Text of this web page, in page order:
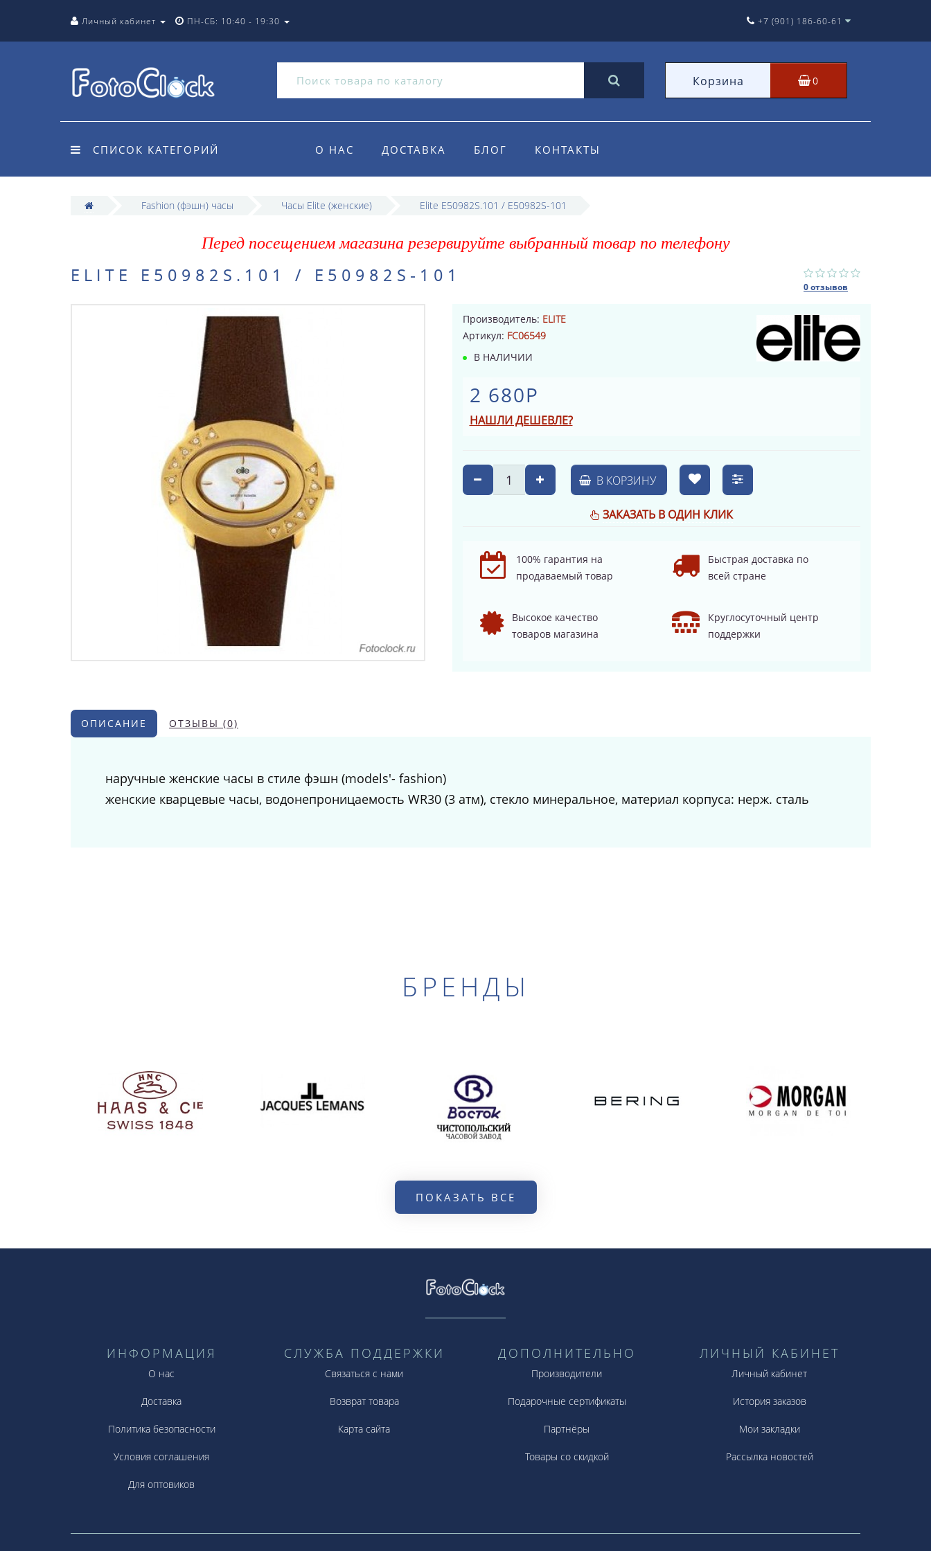
Личный кабинет ПН-СБ: 10:40 - 19:30 +7 (901) 186-60-61
Корзина 0
СПИСОК КАТЕГОРИЙ О НАС ДОСТАВКА БЛОГ КОНТАКТЫ
Fashion (фэшн) часы Часы Elite (женские) Elite E50982S.101 / E50982S-101
Перед посещением магазина резервируйте выбранный товар по телефону
ELITE E50982S.101 / E50982S-101
0 отзывов
Производитель: ELITE
Артикул: FC06549
В НАЛИЧИИ
2 680Р
НАШЛИ ДЕШЕВЛЕ?
В КОРЗИНУ
ЗАКАЗАТЬ В ОДИН КЛИК
100% гарантия на
продаваемый товар
Быстрая доставка по
всей стране
Высокое качество
товаров магазина
Круглосуточный центр
поддержки
ОПИСАНИЕ ОТЗЫВЫ (0)
наручные женские часы в стиле фэшн (models'- fashion)
женские кварцевые часы, водонепроницаемость WR30 (3 атм), стекло минеральное, материал корпуса: нерж. сталь
БРЕНДЫ
ПОКАЗАТЬ ВСЕ
ИНФОРМАЦИЯ
О нас
Доставка
Политика безопасности
Условия соглашения
Для оптовиков
СЛУЖБА ПОДДЕРЖКИ
Связаться с нами
Возврат товара
Карта сайта
ДОПОЛНИТЕЛЬНО
Производители
Подарочные сертификаты
Партнёры
Товары со скидкой
ЛИЧНЫЙ КАБИНЕТ
Личный кабинет
История заказов
Мои закладки
Рассылка новостей